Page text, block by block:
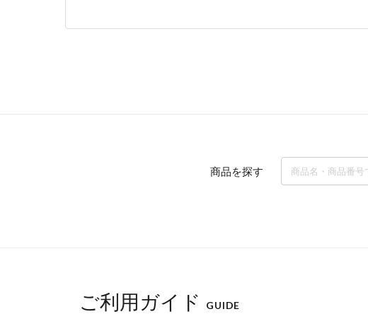
商品を探す
ご利用ガイド GUIDE